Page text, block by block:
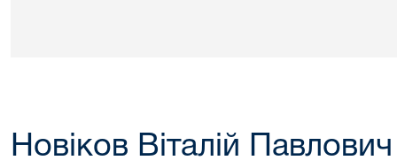
Новіков Віталій Павлович